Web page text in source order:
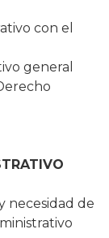
con el
general
necesidad de